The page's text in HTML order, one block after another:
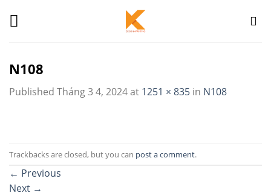
N108
Published Tháng 3 4, 2024at 1251 × 835 in N108
Trackbacks are closed, but you can post a comment.
← Previous
Next →